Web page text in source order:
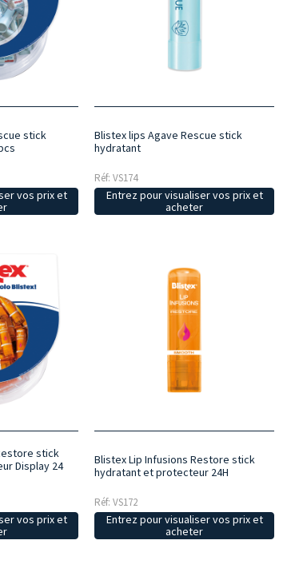
stick
vos prix et
Blistex lips Agave Rescue stick
hydratant
Réf: VS174
Entrez pour visualiser vos prix et
acheter
stick
Display 24
vos prix et
Blistex Lip Infusions Restore stick
hydratant et protecteur 24H
Réf: VS172
Entrez pour visualiser vos prix et
acheter